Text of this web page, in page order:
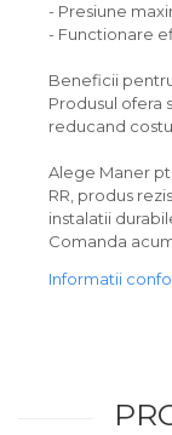
- Presiune
- Functionare
Beneficii
Produsul ofera
reducand
Alege Maner
RR, produs
instalatii
Comanda
Informatii